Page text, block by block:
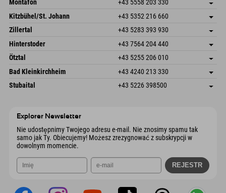
Montafon +43 5558 203 330
Dorfstr. 127b
6793 Gaschurn/Montafon
Austria
Zapisz adres
Informacje o przyjeździe
Książka
Kitzbühel/St. Johann +43 5352 216 660
Speckbacherstraße 87
Austria
Zapisz adres
Książka
Zillertal +43 5283 393 930
Schmiedau 2
6272 Kaltenbach im Zillertal
Austria
Zapisz adres
Informacje o przyjeździe
Książka
Hinterstoder +43 7564 204 440
Freizeitpark 10
Austria
Zapisz adres
Książka
Ötztal +43 5255 206 010
Gscheat 14
6441 Umhausen
Austria
Zapisz adres
Informacje o przyjeździe
Książka
Bad Kleinkirchheim +43 4240 213 330
Dorfstraße 24
Zapisz adres
Stubaital +43 5226 398500
Explorer Newsletter
Nie udostępnimy Twojego adresu e-mail. Nie znosimy spamu tak
samo jak Ty. Obiecujemy! Możesz zrezygnować z subskrypcji w
dowolnym momencie.